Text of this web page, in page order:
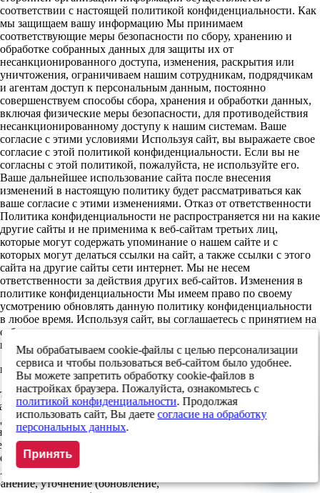
соответствии с настоящей политикой конфиденциальности. Как
мы защищаем вашу информацию Мы принимаем
соответствующие меры безопасности по сбору, хранению и
обработке собранных данных для защиты их от
несанкционированного доступа, изменения, раскрытия или
уничтожения, ограничиваем нашим сотрудникам, подрядчикам
и агентам доступ к персональным данным, постоянно
совершенствуем способы сбора, хранения и обработки данных,
включая физические меры безопасности, для противодействия
несанкционированному доступу к нашим системам. Ваше
согласие с этими условиями Используя сайт, вы выражаете свое
согласие с этой политикой конфиденциальности. Если вы не
согласны с этой политикой, пожалуйста, не используйте его.
Ваше дальнейшее использование сайта после внесения
изменений в настоящую политику будет рассматриваться как
ваше согласие с этими изменениями. Отказ от ответственности
Политика конфиденциальности не распространяется ни на какие
другие сайты и не применима к веб-сайтам третьих лиц,
которые могут содержать упоминание о нашем сайте и с
которых могут делаться ссылки на сайт, а также ссылки с этого
сайта на другие сайты сети интернет. Мы не несем
ответственности за действия других веб-сайтов. Изменения в
политике конфиденциальности Мы имеем право по своему
усмотрению обновлять данную политику конфиденциальности
в любое время. Используя сайт, вы соглашаетесь с принятием на
себя ответственности за периодическое ознакомление с
политикой конфиденциальности и изменениями в ней
данных
даю свое согласие на
(в т.ч. фамилия, имя,
электронной почты, адрес
любых действий (операций)
с персональными
автоматизации или без
сбор, запись,
уточнение (обновление,
Мы обрабатываем cookie-файлы с целью персонализации
сервиса и чтобы пользоваться веб-сайтом было удобнее.
Вы можете запретить обработку cookie-файлов в
настройках браузера. Пожалуйста, ознакомьтесь с
политикой конфиденциальности. Продолжая
использовать сайт, Вы даетесогласие на обработку
персональных данных.
Принять